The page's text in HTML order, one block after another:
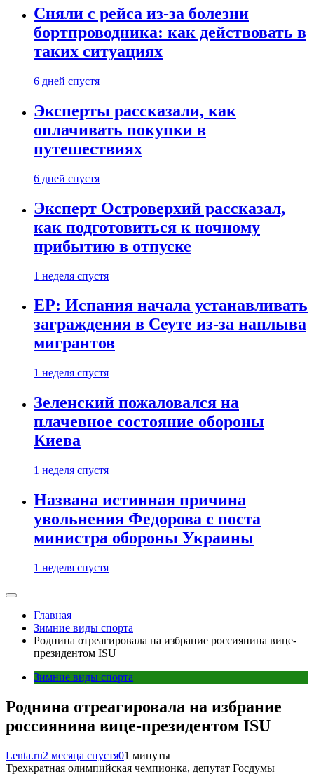
Сняли с рейса из-за болезни
бортпроводника: как действовать в
таких ситуациях
6 дней спустя
Эксперты рассказали, как
оплачивать покупки в
путешествиях
6 дней спустя
Эксперт Островерхий рассказал,
как подготовиться к ночному
прибытию в отпуске
1 неделя спустя
EP: Испания начала устанавливать
заграждения в Сеуте из-за наплыва
мигрантов
1 неделя спустя
Зеленский пожаловался на
плачевное состояние обороны
Киева
1 неделя спустя
Названа истинная причина
увольнения Федорова с поста
министра обороны Украины
1 неделя спустя
Главная
Зимние виды спорта
Роднина отреагировала на избрание россиянина вице-
президентом ISU
Зимние виды спорта
Роднина отреагировала на избрание
россиянина вице-президентом ISU
Lenta.ru2 месяца спустя01 минуты
Трехкратная олимпийская чемпионка, депутат Госдумы